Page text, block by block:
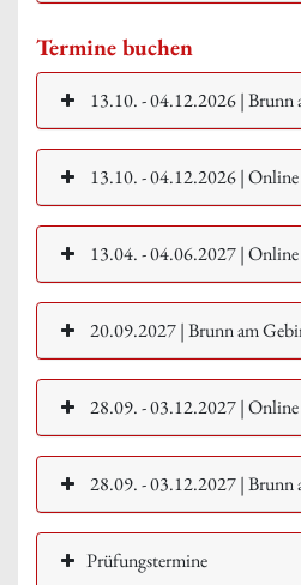
Termine buchen
13.10. - 04.12.2026 | Brunn
13.10. - 04.12.2026 | Online
13.04. - 04.06.2027 | Online
20.09.2027 | Brunn am
28.09. - 03.12.2027 | Online
28.09. - 03.12.2027 | Brunn
Prüfungstermine